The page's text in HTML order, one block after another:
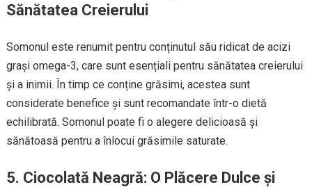
Sănătatea Creierului
Somonul este renumit pentru conținutul său ridicat de acizi
grași omega-3, care sunt esențiali pentru sănătatea creierului
și a inimii. În timp ce conține grăsimi, acestea sunt
considerate benefice și sunt recomandate într-o dietă
echilibrată. Somonul poate fi o alegere delicioasă și
sănătoasă pentru a înlocui grăsimile saturate.
5. Ciocolată Neagră: O Plăcere Dulce și